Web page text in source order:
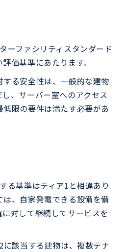
ーファシリティスタンダード
価基準にあたります。
る安全性は、一般的な建物
、サーバー室へのアクセス
限の要件は満たす必要があ
る基準はティア1と相違あり
は、自家発電できる設備を備
対して継続してサービスを
に該当する建物は、複数テナ